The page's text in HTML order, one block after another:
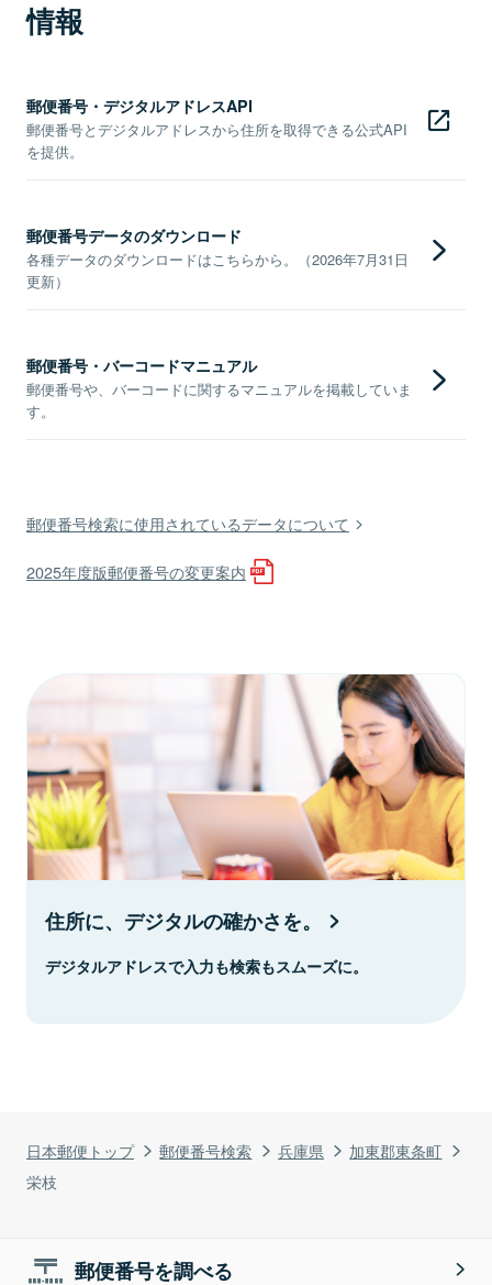
日本郵便トップ 郵便番号検索 兵庫県
加東郡東条町
栄枝
情報
郵便番号・デジタルアドレスAPI
郵便番号とデジタルアドレスから住所を取得できる公式API
を提供。
郵便番号データのダウンロード
各種データのダウンロードはこちらから。（2026年7月31日
更新）
郵便番号・バーコードマニュアル
郵便番号や、バーコードに関するマニュアルを掲載していま
す。
郵便番号検索に使用されているデータについて
2025年度版郵便番号の変更案内
住所に、デジタルの確かさを。
デジタルアドレスで入力も検索もスムーズに。
郵便番号を調べる